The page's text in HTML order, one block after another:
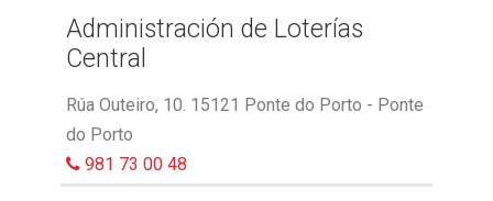
Administración de Loterías
Central
Rúa Outeiro, 10. 15121 Ponte do Porto - Ponte
do Porto
981 73 00 48